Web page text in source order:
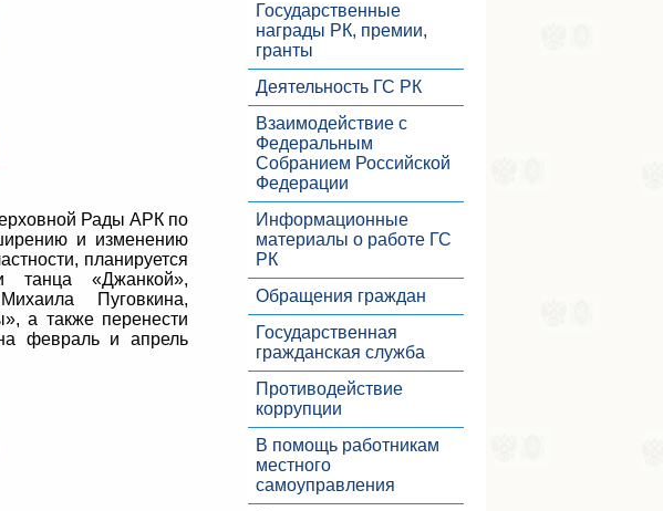
Рады АРК по
и изменению
планируется
танца «Джанкой»,
Пуговкина,
а также перенести
февраль и апрель
Государственные
награды РК, премии,
гранты
Деятельность ГС РК
Взаимодействие с
Федеральным
Собранием Российской
Федерации
Информационные
материалы о работе ГС
РК
Обращения граждан
Государственная
гражданская служба
Противодействие
коррупции
В помощь работникам
местного
самоуправления